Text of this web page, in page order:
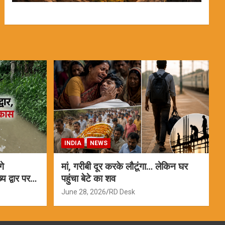
पर
INDIA NEWS
मां, गरीबी दूर करके लौटूंगा… लेकिन घर
पहुंचा बेटे का शव
June 28, 2026 RD Desk